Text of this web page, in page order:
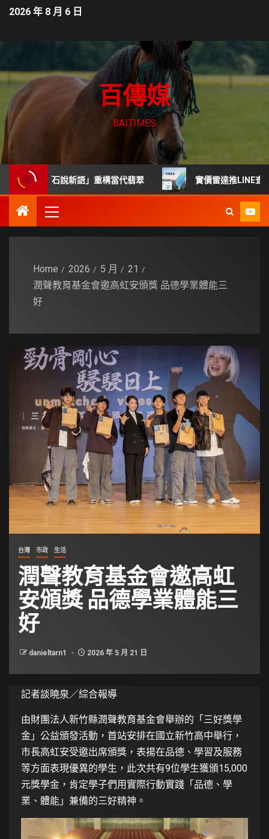
2026 年 8 月 6 日
百傳媒
BAITIMES
石說新語」重構當代翡翠 實價雷達推LINE查詢工具 民
Home 2026 5 月
21
潤聲教育基金會邀高虹安頒獎 品德學業體能三
好
台灣 市政 生活
潤聲教育基金會邀高虹
安頒獎 品德學業體能三
好
danieltarn1 2026 年 5 月 21 日
記者談曉泉／綜合報導
由財團法人新竹縣潤聲教育基金會舉辦的「三好獎學
金」公益頒發活動，首站安排在國立新竹高中舉行，
市長高虹安受邀出席頒獎，表揚在品德、學習及服務
等方面表現優異的學生，此次共有9位學生獲頒15,000
元獎學金，肯定學子們用實際行動實踐「品德、學
業、體能」兼備的三好精神。